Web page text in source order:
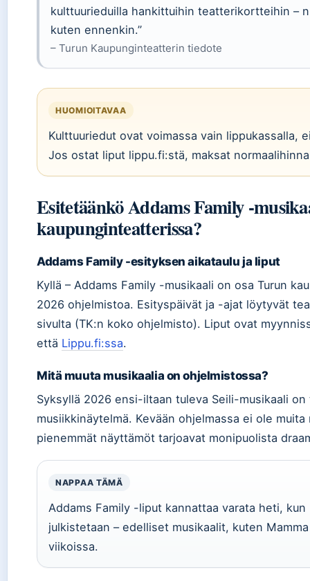
kulttuurieduilla hankittuihin teatterikortteihin –
kuten ennenkin.”
– Turun Kaupunginteatterin tiedote
HUOMIOITAVAA
Kulttuuriedut ovat voimassa vain lippukassalla,
Jos ostat liput lippu.fi:stä, maksat
Esitetäänkö Addams Family -
kaupunginteatterissa?
Addams Family -esityksen aikataulu ja liput
Kyllä – Addams Family -musikaali on osa Turun
2026 ohjelmistoa. Esityspäivät ja -ajat löytyvät
sivulta (TK:n koko ohjelmisto). Liput ovat
että Lippu.fi:ssa.
Mitä muuta musikaalia on ohjelmistossa?
Syksyllä 2026 ensi-iltaan tuleva Seili-musikaali
musiikkinäytelmä. Kevään ohjelmassa ei ole muita
pienemmät näyttämöt tarjoavat monipuolista
NAPPAA TÄMÄ
Addams Family -liput kannattaa varata heti, kun
julkistetaan – edelliset musikaalit, kuten
viikoissa.